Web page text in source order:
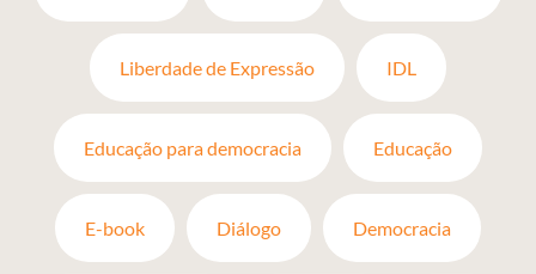
Liberdade de Expressão IDL
Educação para democracia Educação
E-book Diálogo Democracia